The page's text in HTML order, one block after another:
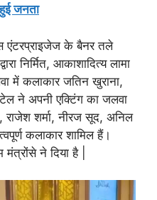
जनता
एंटरप्राइजेज के बैनर तले
निर्मित, आकाशादित्य लामा
में कलाकार जतिन खुराना,
ने अपनी एक्टिंग का जलवा
राजेश शर्मा, नीरज सूद, अनिल
कलाकार शामिल हैं।
ने दिया है |